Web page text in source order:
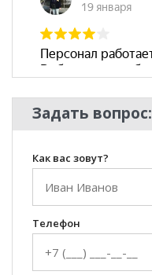
Задать вопрос:
Как вас зовут?
Телефон